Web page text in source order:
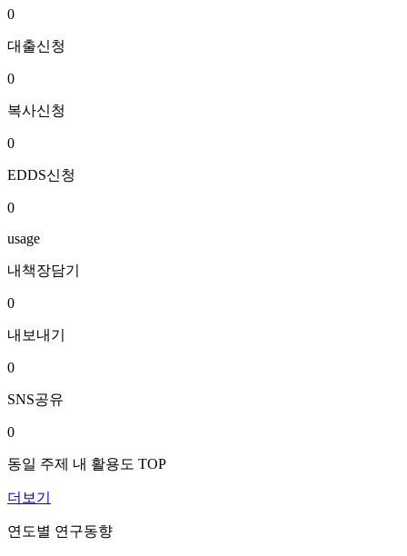
0
대출신청
0
복사신청
0
EDDS신청
0
usage
내책장담기
0
내보내기
0
SNS공유
0
동일 주제 내 활용도 TOP
더보기
연도별 연구동향